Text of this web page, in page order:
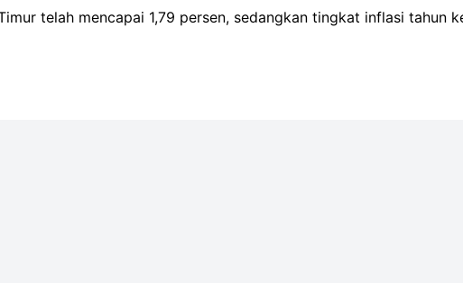
telah mencapai 1,79 persen, sedangkan tingkat inflasi tahun